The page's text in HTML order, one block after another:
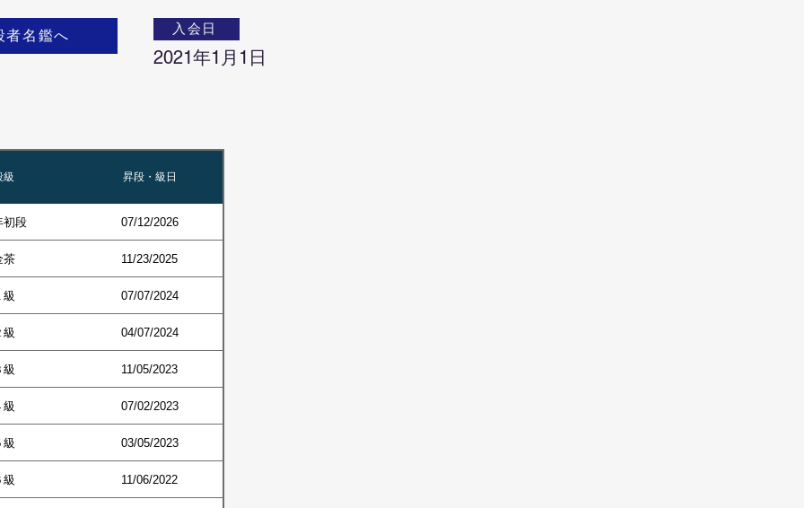
者名鑑へ 入会日
2021年1月1日
級 昇段・級日
初段 07/12/2026
茶 11/23/2025
級 07/07/2024
級 04/07/2024
級 11/05/2023
級 07/02/2023
級 03/05/2023
級 11/06/2022